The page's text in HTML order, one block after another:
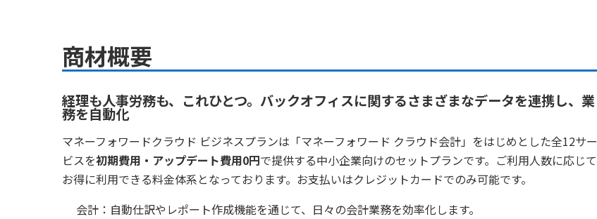
商材概要
経理も人事労務も、これひとつ。バックオフィスに関するさまざまなデータを連携し、業
務を自動化
マネーフォワードクラウド ビジネスプランは「マネーフォワード クラウド会計」をはじめとした全12サー
ビスを初期費用・アップデート費用0円で提供する中小企業向けのセットプランです。ご利用人数に応じて
お得に利用できる料金体系となっております。お支払いはクレジットカードでのみ可能です。
会計：自動仕訳やレポート作成機能を通じて、日々の会計業務を効率化します。